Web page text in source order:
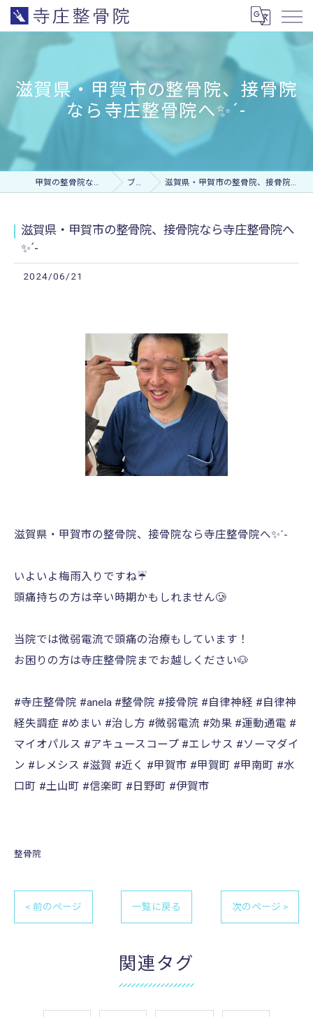
滋賀県・甲賀市の整骨院、接骨院
なら寺庄整骨院へ✨︎´-
甲賀の整骨院なら寺庄整骨院 ブログ 滋賀県・甲賀市の整骨院、接骨院なら寺庄整骨院へ✨︎´-
滋賀県・甲賀市の整骨院、接骨院なら寺庄整骨院へ
✨︎´-
2024/06/21
滋賀県・甲賀市の整骨院、接骨院なら寺庄整骨院へ✨︎´-
いよいよ梅雨入りですね☔️
頭痛持ちの方は辛い時期かもしれません🥲
当院では微弱電流で頭痛の治療もしています！
お困りの方は寺庄整骨院までお越しください🐶
#寺庄整骨院 #anela #整骨院 #接骨院 #自律神経 #自律神
経失調症 #めまい #治し方 #微弱電流 #効果 #運動通電 #
マイオパルス #アキュースコープ #エレサス #ソーマダイ
ン #レメシス #滋賀 #近く #甲賀市 #甲賀町 #甲南町 #水
口町 #土山町 #信楽町 #日野町 #伊賀市
整骨院
< 前のページ 一覧に戻る 次のページ >
関連タグ